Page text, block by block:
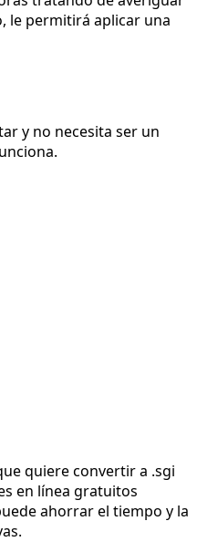
le permitirá aplicar una
y no necesita ser un
quiere convertir a .sgi
en línea gratuitos
ahorrar el tiempo y la